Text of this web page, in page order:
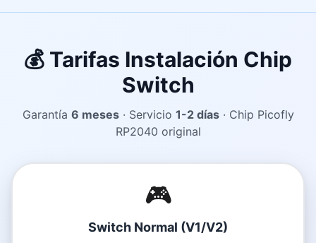
💰 Tarifas Instalación Chip
Switch
Garantía 6 meses· Servicio 1-2 días· Chip Picofly
RP2040 original
🎮
Switch Normal (V1/V2)